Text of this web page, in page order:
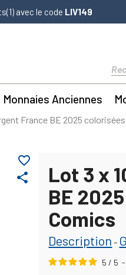
avec le code LIV149
Monnaies Anciennes
France BE 2025
share
favorite_border
Lot 3 x
BE
Comics
Description -
5 / 5 -